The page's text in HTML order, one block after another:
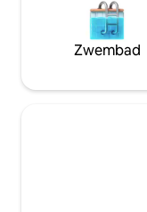
Zwembad